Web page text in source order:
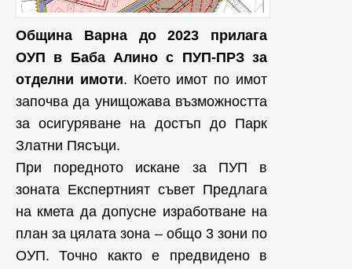
Община Варна до 2023 прилага
ОУП в Баба Алино с ПУП-ПРЗ за
отделни имоти. Което имот по имот
започва да унищожава възможността
за осигуряване на достъп до Парк
Златни Пясъци.
При поредното искане за ПУП в
зоната Експертният съвет Предлага
на кмета да допусне изработване на
план за цялата зона – общо 3 зони по
ОУП. Точно както е предвидено в